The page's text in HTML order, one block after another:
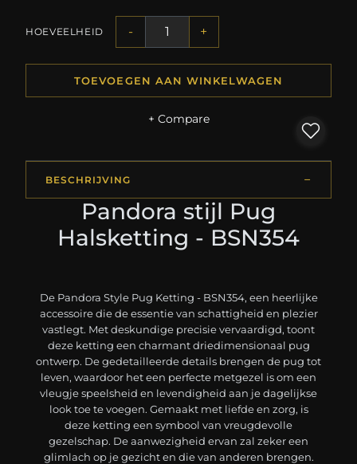
HOEVEELHEID - +
TOEVOEGEN AAN WINKELWAGEN
+ Compare
BESCHRIJVING
Pandora stijl Pug
Halsketting - BSN354
De Pandora Style Pug Ketting - BSN354, een heerlijke
accessoire die de essentie van schattigheid en plezier
vastlegt. Met deskundige precisie vervaardigd, toont
deze ketting een charmant driedimensionaal pug
ontwerp. De gedetailleerde details brengen de pug tot
leven, waardoor het een perfecte metgezel is om een
vleugje speelsheid en levendigheid aan je dagelijkse
look toe te voegen. Gemaakt met liefde en zorg, is
deze ketting een symbool van vreugdevolle
gezelschap. De aanwezigheid ervan zal zeker een
glimlach op je gezicht en die van anderen brengen.